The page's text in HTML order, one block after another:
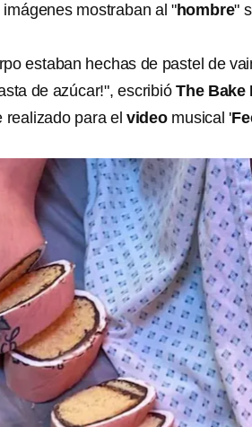
mostraban al "hombre"
estaban hechas de pastel de
de azúcar!", escribió The Bake
para el videomusical '